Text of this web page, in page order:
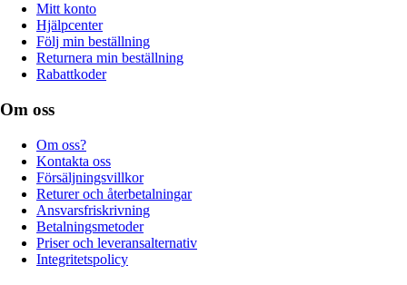
Mitt konto
Hjälpcenter
Följ min beställning
Returnera min beställning
Rabattkoder
Om oss
Om oss?
Kontakta oss
Försäljningsvillkor
Returer och återbetalningar
Ansvarsfriskrivning
Betalningsmetoder
Priser och leveransalternativ
Integritetspolicy